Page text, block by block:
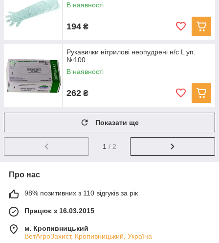
В наявності
194 ₴
Рукавички нітрилові неопудрені н/с L уп.
№100
В наявності
262 ₴
Показати ще
1 / 2
Про нас
98% позитивних з 110 відгуків за рік
Працює з 16.03.2015
м. Кропивницький
ВетАгроЗахист, Кропивницький, Україна